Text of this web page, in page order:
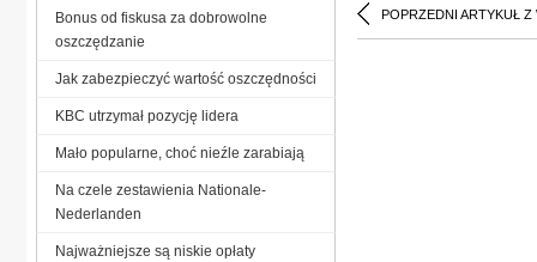
POPRZEDNI ARTYKUŁ Z
Bonus od fiskusa za dobrowolne
oszczędzanie
Jak zabezpieczyć wartość oszczędności
KBC utrzymał pozycję lidera
Mało popularne, choć nieźle zarabiają
Na czele zestawienia Nationale-
Nederlanden
Najważniejsze są niskie opłaty